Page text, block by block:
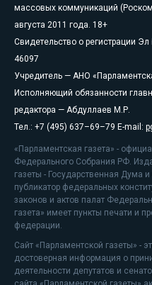
массовых коммуникаций
августа 2011 года. 18+
Свидетельство о регистрации
46097
Учредитель — АНО
Исполняющий обязанности
редактора — Абдуллаев М.Р.
Тел.: +7 (495) 637–69–79 E-mail:
«Парламентская газета» -
Федерального Собрания РФ.
газеты - Государственная
публикатор федеральных
законов и актов палат
газета» имеет пункты печати и
федерации.
Сайт «Парламентской газеты» -
достоверная информация о
деятельности депутатов и